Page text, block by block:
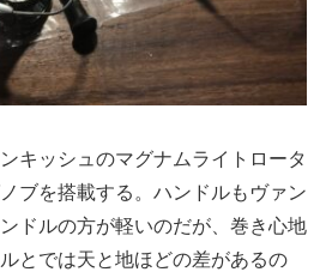
キッシュのマグナムライトロータ
ブを搭載する。ハンドルもヴァン
ドルの方が軽いのだが、巻き心地
とでは天と地ほどの差があるの